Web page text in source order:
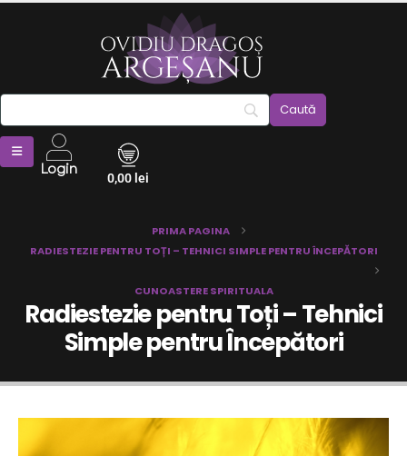
Login 0,00 lei
PRIMA PAGINA
RADIESTEZIE PENTRU TOȚI – TEHNICI SIMPLE PENTRU ÎNCEPĂTORI
CUNOASTERE SPIRITUALA
Radiestezie pentru Toți – Tehnici
Simple pentru Începători